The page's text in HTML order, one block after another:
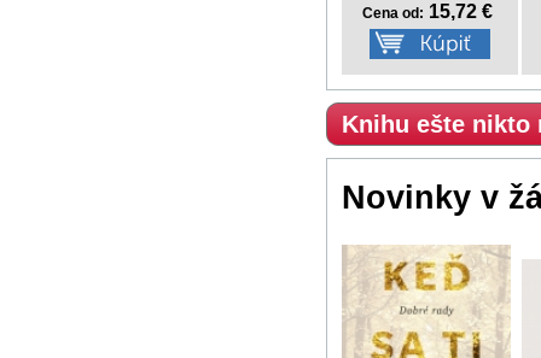
Cena od: 15,72 €
Knihu ešte nikto
Novinky v